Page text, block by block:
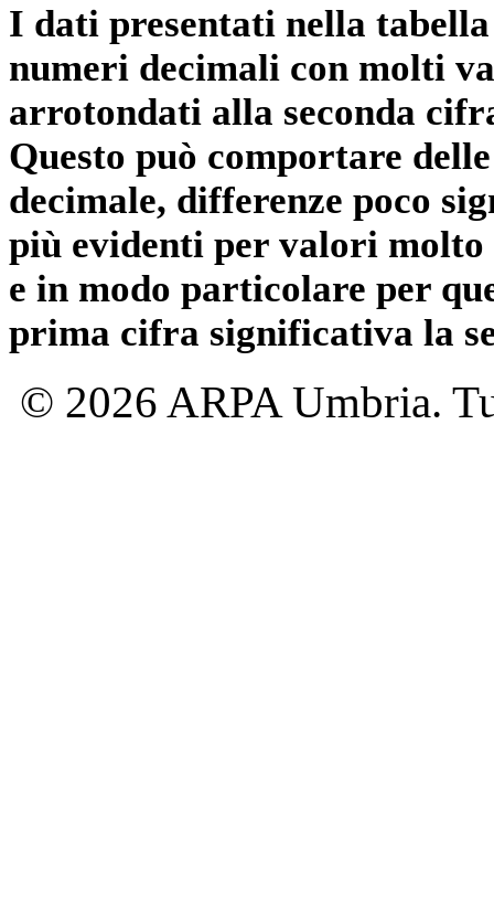
I dati presentati nella
numeri decimali con molti
arrotondati alla seconda
Questo può comportare
decimale, differenze poco
più evidenti per valori
e in modo particolare per
prima cifra significativa la
© 2026 ARPA Umbria.